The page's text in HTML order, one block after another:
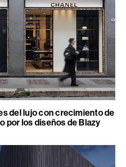
del lujo con crecimiento de
por los diseños de Blazy